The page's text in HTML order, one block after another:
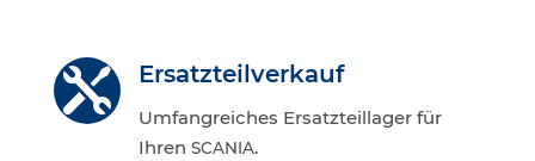
 Ersatz­teil­ver­kauf
Umfang­rei­ches Ersatz­teil­la­ger für
Ihren SCANIA.